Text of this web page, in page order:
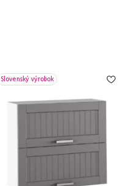
Slovenský výrobok